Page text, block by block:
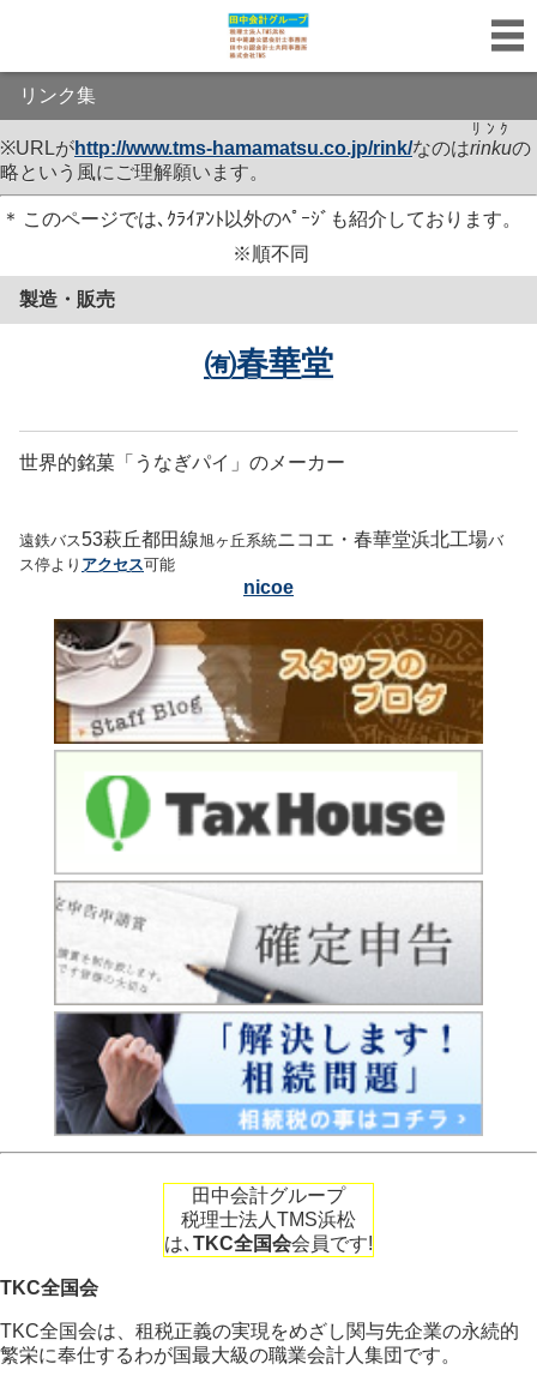
リンク集
※URLがhttp://www.tms-hamamatsu.co.jp/rink/なのはrinku
ﾘﾝｸ
の
略という風にご理解願います。
＊ このページでは､ｸﾗｲｱﾝﾄ以外のﾍﾟｰｼﾞも紹介しております。
※順不同
製造・販売
㈲春華堂
世界的銘菓 「 うなぎパイ 」 の メーカー
遠鉄バス53萩丘都田線旭ヶ丘系統ニコエ・春華堂浜北工場バ
ス停より アクセス可能
nicoe
田中会計グループ
税理士法人TMS浜松
は､ TKC全国会会員です!
TKC全国会
TKC全国会は、租税正義の実現をめざし関与先企業の永続的
繁栄に奉仕するわが国最大級の職業会計人集団です。